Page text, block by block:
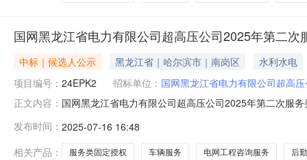
国网黑龙江省电力有限公司超高压公司2025年第二
中标｜候选人公示 黑龙江省｜哈尔滨市｜南岗区
水利水电
项目编号： 24EPK2 招标单位： 国网黑龙江省电力有限公司超高
正文内容： 国网黑龙江省电力有限公司超高压公司2025年第二次服
24EPK2项目采购评审工作已经结束，现将评审委员会推
形式提出。序号分标名称包号推荐
发布时间： 2025-07-16 16:48
相关产品：
服务类固定授权 车辆服务 电网工程咨询服务 后